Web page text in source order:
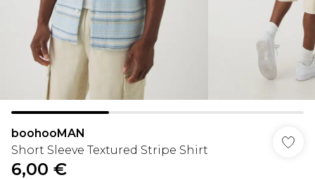
boohooMAN
Short Sleeve Textured Stripe Shirt
6,00 €